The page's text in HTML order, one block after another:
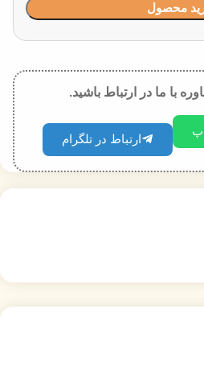
محصول
با ما در ارتباط باشید.
ارتباط در تلگرام